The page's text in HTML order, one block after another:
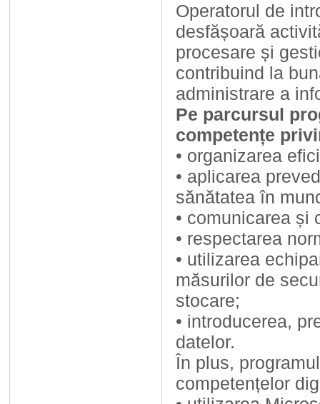
Operatorul de
desfășoară
procesare și
contribuind la
administrare a
Pe parcursul
competențe
• organizarea
• aplicarea
sănătatea în
• comunicarea și
• respectarea
• utilizarea
măsurilor de
stocare;
• introducerea,
datelor.
În plus,
competențelor